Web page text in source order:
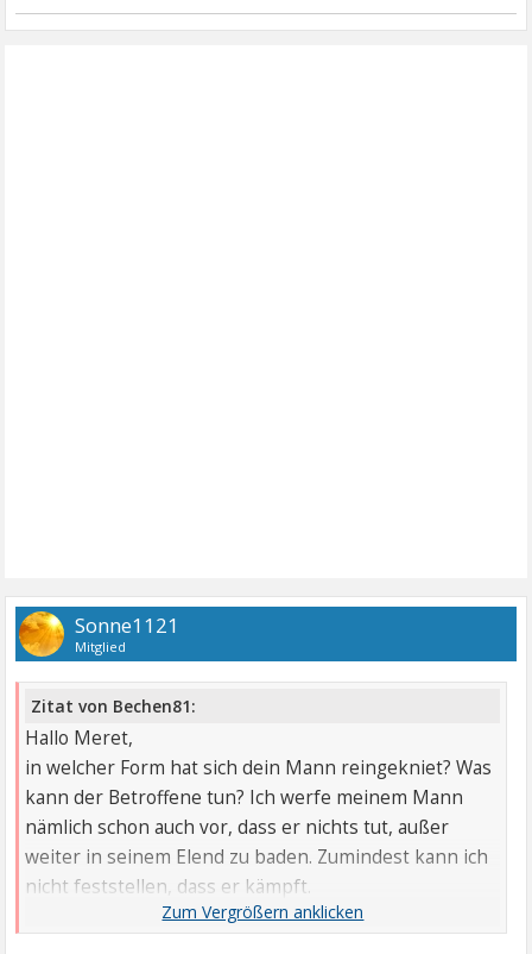
Sonne1121
Mitglied
Zitat von Bechen81:
Hallo Meret,
in welcher Form hat sich dein Mann reingekniet? Was
kann der Betroffene tun? Ich werfe meinem Mann
nämlich schon auch vor, dass er nichts tut, außer
weiter in seinem Elend zu baden. Zumindest kann ich
nicht feststellen, dass er kämpft.
Da er auch wenig redet, weiß ich nicht, was die